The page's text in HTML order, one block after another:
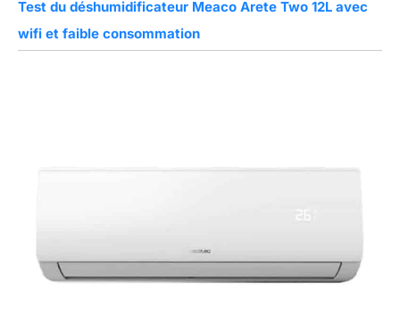
Test du déshumidificateur Meaco Arete Two 12L avec
wifi et faible consommation